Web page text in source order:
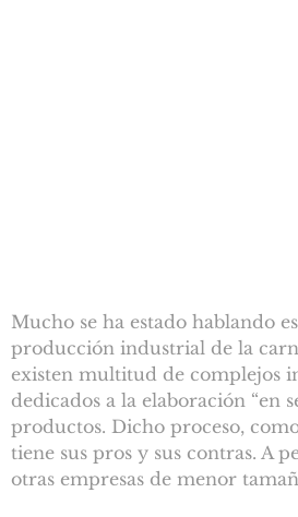
Mucho se ha estado hablando
producción industrial de la
existen multitud de complejos
dedicados a la elaboración “en
productos. Dicho proceso,
tiene sus pros y sus contras. A
otras empresas de menor